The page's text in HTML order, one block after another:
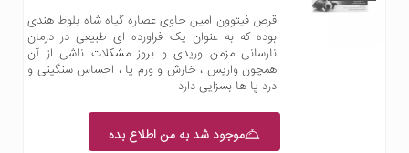
قرص فیتوون امین حاوی عصاره گیاه شاه بلوط هندی
بوده که به عنوان یک فراورده ای طبیعی در درمان
نارسانی مزمن وریدی و بروز مشکلات ناشی از آن
همچون واریس ، خارش و ورم پا ، احساس سنگینی و
درد پا ها بسزایی دارد
موجود شد به من اطلاع بده